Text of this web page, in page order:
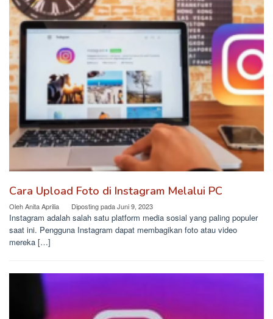
Cara Upload Foto di Instagram Melalui PC
OlehAnita Aprilia Diposting padaJuni 9, 2023
Instagram adalah salah satu platform media sosial yang paling populer
saat ini. Pengguna Instagram dapat membagikan foto atau video
mereka […]